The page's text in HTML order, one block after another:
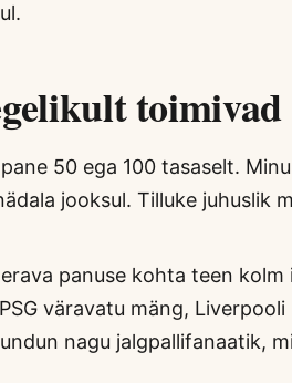
toimivad
50 ega 100 tasaselt.
jooksul. Tilluke juhuslik
panuse kohta teen kolm
väravatu mäng, Liverpooli
nagu jalgpallifanaatik,